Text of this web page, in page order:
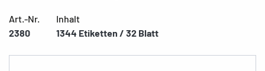
Art.-Nr.
2380
Inhalt
1344 Etiketten / 32 Blatt